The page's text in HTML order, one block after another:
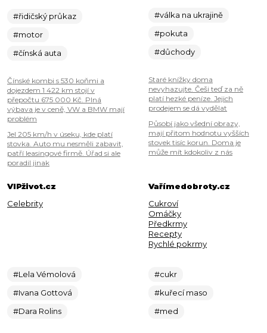
#řidičský průkaz
#motor
#čínská auta
Čínské kombi s 530 koňmi a
dojezdem 1 422 km stojí v
přepočtu 675 000 Kč. Plná
výbava je v ceně, VW a BMW mají
problém
Jel 205 km/h v úseku, kde platí
stovka. Auto mu nesměli zabavit,
patří leasingové firmě. Úřad si ale
poradil jinak
#válka na ukrajině
#pokuta
#důchody
Staré knížky doma
nevyhazujte. Češi teď za ně
platí hezké peníze. Jejich
prodejem se dá vydělat
Působí jako všední obrazy,
mají přitom hodnotu vyšších
stovek tisíc korun. Doma je
může mít kdokoliv z nás
VIPživot.cz
Celebrity
#Lela Vémolová
#Ivana Gottová
#Dara Rolins
Vařímedobroty.cz
Cukroví
Omáčky
Předkrmy
Recepty
Rychlé pokrmy
#cukr
#kuřecí maso
#med